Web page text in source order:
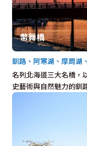
幣舞橋
名列北海道三大名橋，
史藝術與自然魅力的
釧路、阿寒湖、摩周湖